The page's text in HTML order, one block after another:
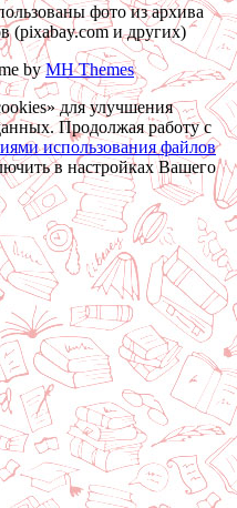
фото из архива
(pixabay.com и других)
byMH Themes
для улучшения
Продолжая работу с
использования файлов
в настройках Вашего